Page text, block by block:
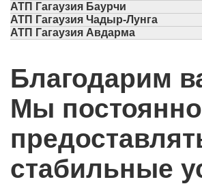
АТП Гагаузия Баурчи
АТП Гагаузия Чадыр-Лунга
АТП Гагаузия Авдарма
Благодарим
Мы
стабильные